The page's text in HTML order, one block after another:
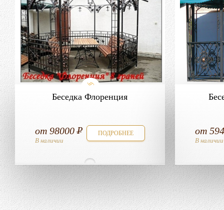
Беседка Флоренция
от 98000
В наличии
ПОДРОБНЕЕ от
В наличии